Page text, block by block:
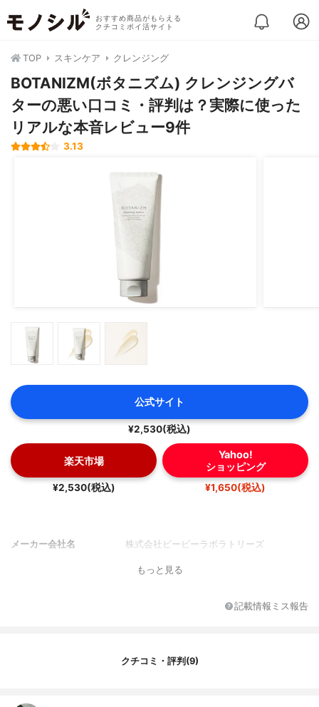
おすすめ商品がもらえる
クチコミポイ活サイト
TOP スキンケア クレンジング
BOTANIZM(ボタニズム) クレンジングバ
ターの悪い口コミ・評判は？実際に使った
リアルな本音レビュー9件
3.13
公式サイト
¥2,530(税込)
楽天市場
¥2,530(税込)
Yahoo!
ショッピング
¥1,650(税込)
メーカー会社名 株式会社ビービーラボラトリーズ
もっと見る
記載情報ミス報告
クチコミ・評判(9)